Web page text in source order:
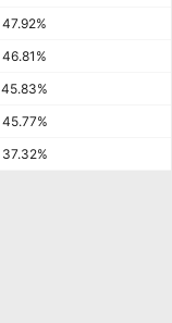
47.92%
46.81%
45.83%
45.77%
37.32%